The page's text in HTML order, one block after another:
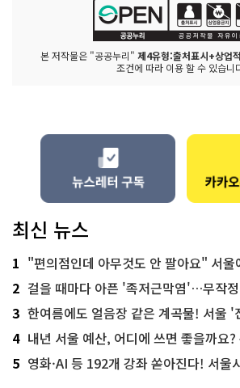
본 저작물은 "공공누리" 제4유형:출처표시+상업
조건에 따라 이용 할 수 있습니
최신 뉴스
1 "편의점인데 아무것도 안 팔아요" 서울에서 가장
2 걸을 때마다 아픈 '족저근막염'…무작정 참지
3 한여름에도 얼음장 같은 계곡물! 서울 '진관
4 내년 서울 예산, 어디에 쓰면 좋을까요
5 영화·AI 등 192개 강좌 쏟아진다! 서울